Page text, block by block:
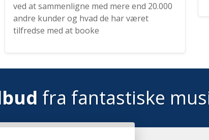
ved at sammenligne med mere end 20.000
andre kunder og hvad de har været
tilfredse med at booke
fra fantastiske